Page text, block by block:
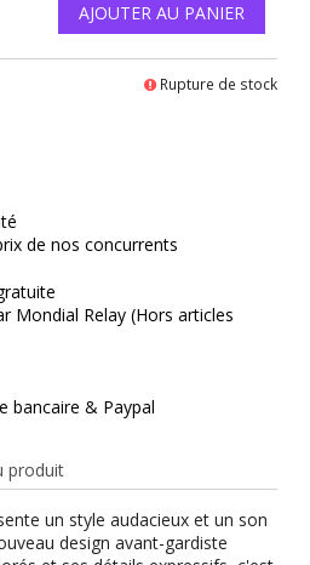
AJOUTER AU PANIER
Rupture de stock
de nos concurrents
Mondial Relay (Hors articles
bancaire & Paypal
produit
un style audacieux et un son
design avant-gardiste